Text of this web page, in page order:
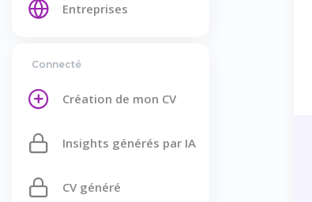
Entreprises
Connecté
Création de mon CV
Insights générés par IA
CV généré